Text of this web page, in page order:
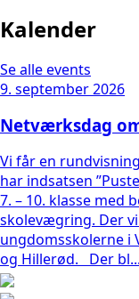
Kalender
Se alle events
9. september 2026
Netværksdag
Vi får en
har indsatsen
7. – 10. klasse med
skolevægring. Der
ungdomsskolerne i
og Hillerød. Der bl...